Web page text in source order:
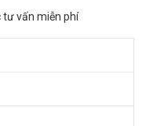
tư vấn miễn phí